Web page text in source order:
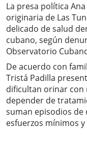
La presa política
originaria de Las
delicado de salud
cubano, según
Observatorio
De acuerdo con
Tristá Padilla
dificultan orinar con
depender de
suman episodios de
esfuerzos mínimos